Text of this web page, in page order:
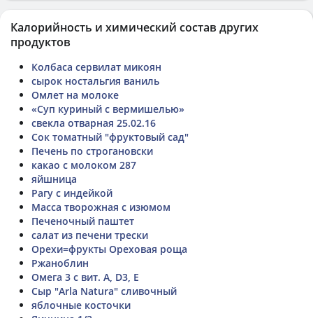
Калорийность и химический состав других
продуктов
Колбаса сервилат микоян
сырок ностальгия ваниль
Омлет на молоке
«Суп куриный с вермишелью»
свекла отварная 25.02.16
Сок томатный "фруктовый сад"
Печень по строгановски
какао с молоком 287
яйшница
Рагу с индейкой
Масса творожная с изюмом
Печеночный паштет
салат из печени трески
Орехи=фрукты Ореховая роща
Ржаноблин
Омега 3 с вит. А, D3, Е
Сыр "Arla Natura" сливочный
яблочные косточки